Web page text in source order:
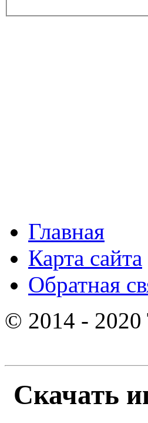
Главная
Карта сайта
Обратная
© 2014 - 2020
Скачать